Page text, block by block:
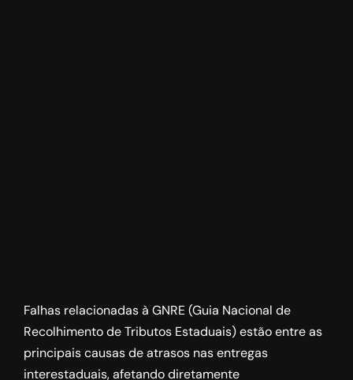
Falhas relacionadas à GNRE (Guia Nacional de
Recolhimento de Tributos Estaduais) estão entre as
principais causas de atrasos nas entregas
interestaduais, afetando diretamente